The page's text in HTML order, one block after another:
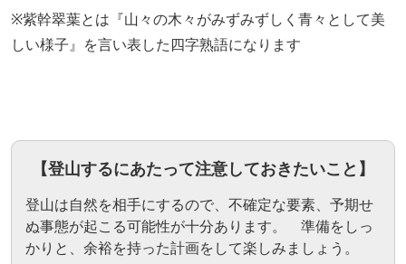
※紫幹翠葉とは『山々の木々がみずみずしく青々として美
しい様子』を言い表した四字熟語になります
【登山するにあたって注意しておきたいこと】
登山は自然を相手にするので、不確定な要素、予期せ
ぬ事態が起こる可能性が十分あります。 準備をしっ
かりと、余裕を持った計画をして楽しみましょう。